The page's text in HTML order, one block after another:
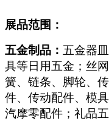
展品范围：
五金制品： 五金器
具等日用五金；丝
簧、链条、脚轮、
件、传动配件、模
汽摩零配件；礼品